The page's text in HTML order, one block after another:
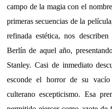
campo de la magia con el
primeras secuencias de la
refinada estética, nos
Berlín de aquel año,
Stanley. Casi de inmediato
esconde el horror de su
culterano escepticismo. Esa